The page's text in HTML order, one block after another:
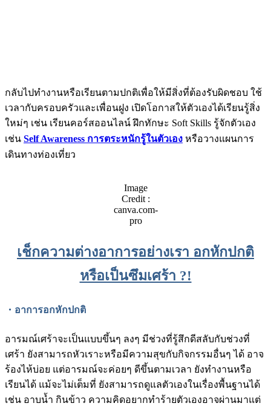
กลับไปทำงานหรือเรียนตามปกติเพื่อให้มีสิ่งที่ต้องรับผิดชอบ ใช้
เวลากับครอบครัวและเพื่อนฝูง เปิดโอกาสให้ตัวเองได้เรียนรู้สิ่ง
ใหม่ๆ เช่น เรียนคอร์สออนไลน์ ฝึกทักษะ Soft Skills รู้จักตัวเอง
เช่น Self Awareness การตระหนักรู้ในตัวเอง หรือวางแผนการ
เดินทางท่องเที่ยว
Image
Credit :
canva.com-
pro
เช็กความต่างอาการอย่างเรา อกหักปกติ
หรือเป็นซึมเศร้า ?!
・อาการอกหักปกติ
อารมณ์เศร้าจะเป็นแบบขึ้นๆ ลงๆ มีช่วงที่รู้สึกดีสลับกับช่วงที่
เศร้า ยังสามารถหัวเราะหรือมีความสุขกับกิจกรรมอื่นๆ ได้ อาจ
ร้องไห้บ่อย แต่อารมณ์จะค่อยๆ ดีขึ้นตามเวลา ยังทำงานหรือ
เรียนได้ แม้จะไม่เต็มที่ ยังสามารถดูแลตัวเองในเรื่องพื้นฐานได้
เช่น อาบน้ำ กินข้าว ความคิดอยากทำร้ายตัวเองอาจผ่านมาแต่